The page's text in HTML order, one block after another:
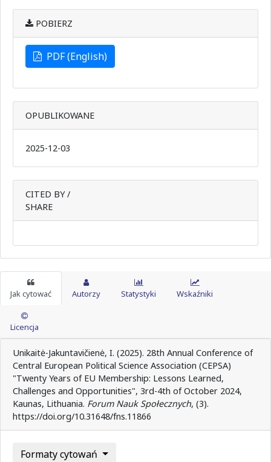
POBIERZ
PDF (English)
OPUBLIKOWANE
2025-12-03
CITED BY /
SHARE
Jak cytować Autorzy Statystyki Wskaźniki
Licencja
Unikaitė-Jakuntavičienė, I. (2025). 28th Annual Conference of
Central European Political Science Association (CEPSA)
"Twenty Years of EU Membership: Lessons Learned,
Challenges and Opportunities", 3rd-4th of October 2024,
Kaunas, Lithuania. Forum Nauk Społecznych, (3).
https://doi.org/10.31648/fns.11866
Formaty cytowań